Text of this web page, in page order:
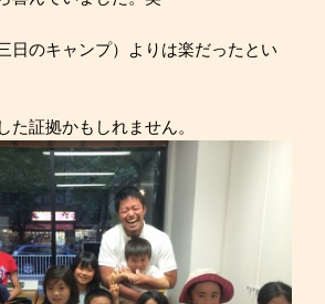
日のキャンプ）よりは楽だったとい
た証拠かもしれません。